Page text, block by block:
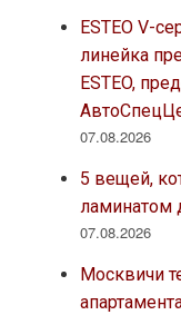
ESTEO V-
линейка
ESTEO,
07.08.2026
5 вещей,
ламинатом
07.08.2026
Москвичи